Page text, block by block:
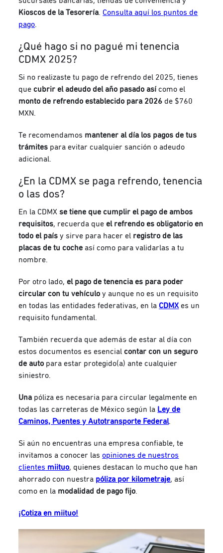
Kioscos de la Tesorería. Consulta aquí los puntos de
pago.
¿Qué hago si no pagué mi tenencia
CDMX 2025?
Si no realizaste tu pago de refrendo del 2025, tienes
que cubrir el adeudo del año pasado así como el
monto de refrendo establecido para 2026 de $760
MXN.
Te recomendamos mantener al día los pagos de tus
trámites para evitar cualquier sanción o adeudo
adicional.
¿En la CDMX se paga refrendo, tenencia
o las dos?
En la CDMXse tiene que cumplir el pago de ambos
requisitos, recuerda queel refrendo es obligatorio en
todo el paísy sirve para hacer el registro de las
placas de tu coche así como para validarlas a tu
nombre.
Por otro lado,el pago de tenencia es para poder
circular con tu vehículoy aunque no es un requisito
en todas las entidades federativas, en la CDMX es un
requisito fundamental.
También recuerda que además de estar al día con
estos documentoses esencialcontar con un seguro
de auto para estar protegido(a) ante cualquier
siniestro.
Una póliza es necesaria para circular legalmenteen
todas las carreteras de México según la Ley de
Caminos, Puentes y Autotransporte Federal.
Si aún no encuentras una empresa confiable, te
invitamos a conocer lasopiniones de nuestros
clientes miituo, quienes destacan lo mucho que han
ahorrado con nuestra póliza por kilometraje, así
como en la modalidad de pago fijo.
¡Cotiza en miituo!